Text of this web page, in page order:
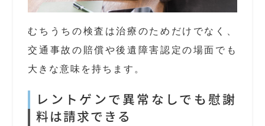
むちうちの検査は治療のためだけでなく、
交通事故の賠償や後遺障害認定の場面でも
大きな意味を持ちます。
レントゲンで異常なしでも慰謝
料は請求できる